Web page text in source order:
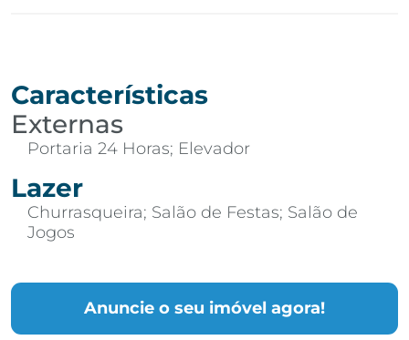
Anuncie o seu imóvel agora!
Características
Externas
Portaria 24 Horas; Elevador
Lazer
Churrasqueira; Salão de Festas; Salão de
Jogos